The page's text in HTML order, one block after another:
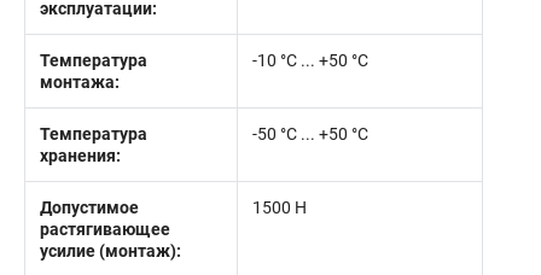
эксплуатации:
Температура
монтажа:
-10 °С ... +50 °С
Температура
хранения:
-50 °C ... +50 °C
Допустимое
растягивающее
усилие (монтаж):
1500 Н